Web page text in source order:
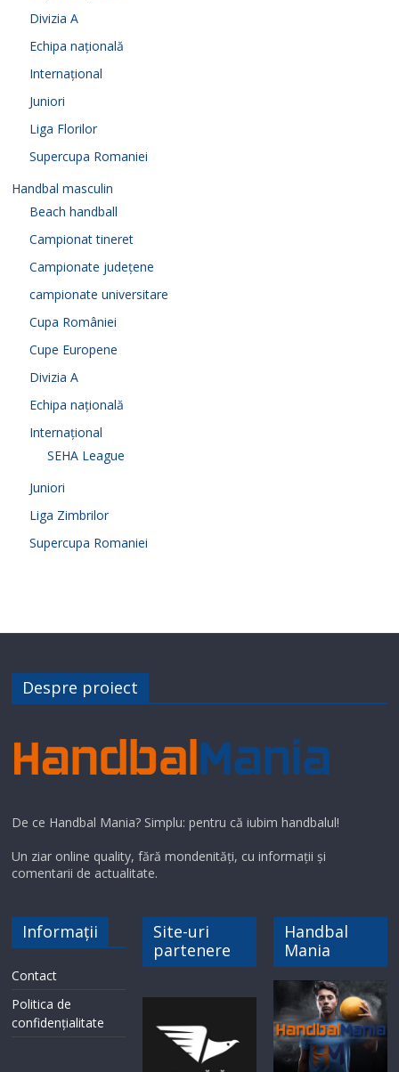
Divizia A
Echipa națională
Internațional
Juniori
Liga Florilor
Supercupa Romaniei
Handbal masculin
Beach handball
Campionat tineret
Campionate județene
campionate universitare
Cupa României
Cupe Europene
Divizia A
Echipa națională
Internațional
SEHA League
Juniori
Liga Zimbrilor
Supercupa Romaniei
Despre proiect
De ce Handbal Mania? Simplu: pentru că iubim handbalul!
Un ziar online quality, fără mondenități, cu informații și
comentarii de actualitate.
Informații
Contact
Politica de
confidențialitate
Site-uri
partenere
Handbal
Mania